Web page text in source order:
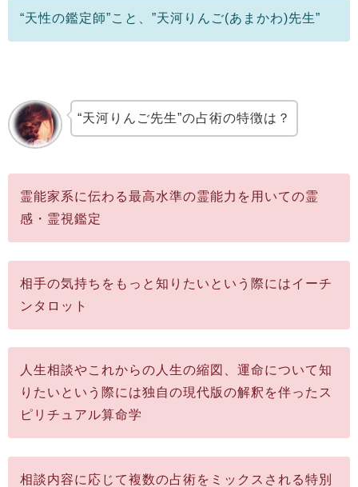
“天性の鑑定師”こと、”天河りんご(あまかわ)先生”
“天河りんご先生”の占術の特徴は？
霊能家系に伝わる最高水準の霊能力を用いての霊
感・霊視鑑定
相手の気持ちをもっと知りたいという際にはイーチ
ンタロット
人生相談やこれからの人生の縮図、運命について知
りたいという際には独自の現代版の解釈を伴ったス
ピリチュアル算命学
相談内容に応じて複数の占術をミックスされる特別